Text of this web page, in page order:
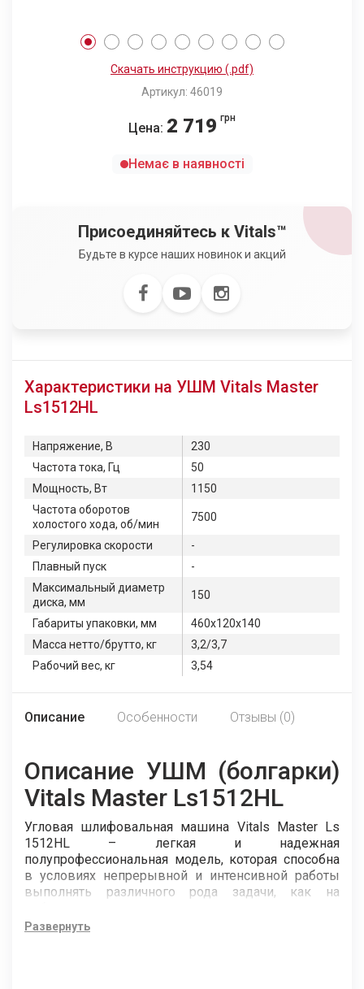
Скачать инструкцию (.pdf)
Артикул: 46019
Цена: 2 719 грн
Немає в наявності
Присоединяйтесь к Vitals™
Будьте в курсе наших новинок и акций
Характеристики на УШМ Vitals Master
Ls1512HL
Напряжение, В
230
Частота тока, Гц
50
Мощность, Вт
1150
Частота оборотов
холостого хода, об/мин
7500
Регулировка скорости
-
Плавный пуск
-
Максимальный диаметр
диска, мм
150
Габариты упаковки, мм
460х120х140
Масса нетто/брутто, кг
3,2/3,7
Рабочий вес, кг
3,54
Описание Особенности Отзывы (0)
Описание УШМ (болгарки)
Vitals Master Ls1512HL
Угловая шлифовальная машина Vitals Master Ls
1512HL – легкая и надежная
полупрофессиональная модель, которая способна
в условиях непрерывной и интенсивной работы
выполнять различного рода задачи, как на
условиях.
Развернуть